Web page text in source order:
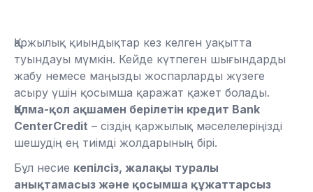
Қаржылық қиындықтар кез келген уақытта
туындауы мүмкін. Кейде күтпеген шығындарды
жабу немесе маңызды жоспарларды жүзеге
асыру үшін қосымша қаражат қажет болады.
Қолма-қол ақшамен берілетін кредит Bank
CenterCredit – сіздің қаржылық мәселелеріңізді
шешудің ең тиімді жолдарының бірі.
Бұл несие кепілсіз, жалақы туралы
анықтамасыз және қосымша құжаттарсыз